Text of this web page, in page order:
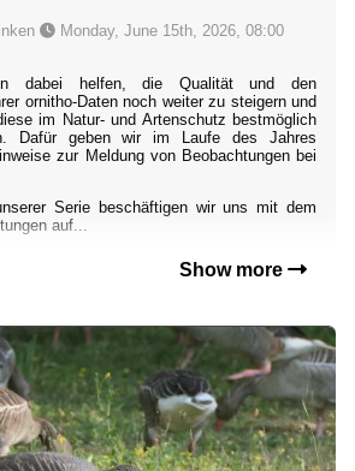
Monday, June 15th, 2026, 08:00
dabei helfen, die Qualität und den
ornitho-Daten noch weiter zu steigern und
im Natur- und Artenschutz bestmöglich
Dafür geben wir im Laufe des Jahres
zur Meldung von Beobachtungen bei
Serie beschäftigen wir uns mit dem
auf...
Show more